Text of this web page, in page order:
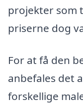
projekter som
priserne dog
For at få den
anbefales det
forskellige